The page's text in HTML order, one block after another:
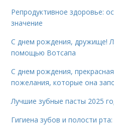
Репродуктивное здоровье:
значение
С днем рождения, дружище!
помощью Вотсапа
С днем рождения,
пожелания, которые она
Лучшие зубные пасты 2025
Гигиена зубов и полости